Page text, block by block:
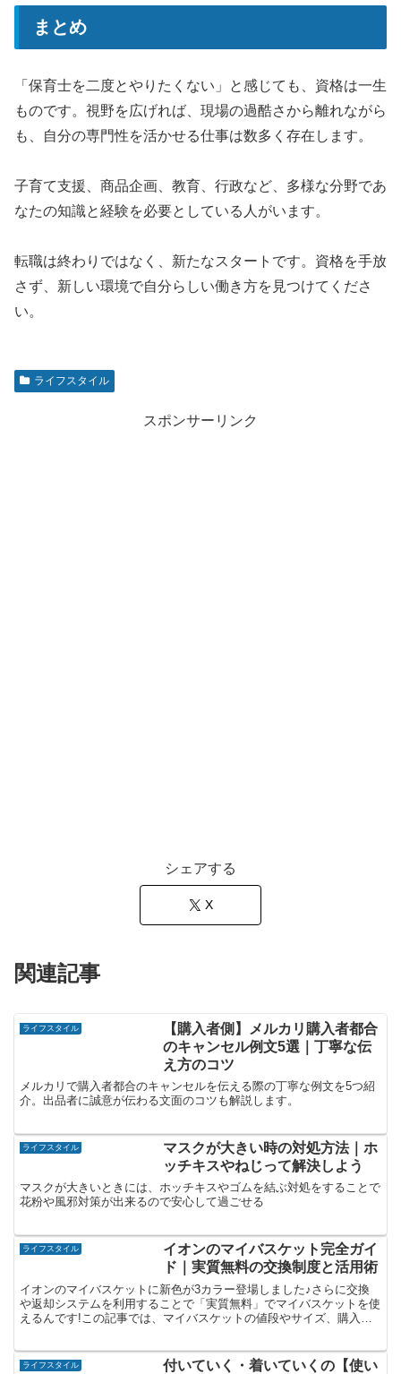
まとめ
「保育士を二度とやりたくない」と感じても、資格は一生
ものです。視野を広げれば、現場の過酷さから離れながら
も、自分の専門性を活かせる仕事は数多く存在します。
子育て支援、商品企画、教育、行政など、多様な分野であ
なたの知識と経験を必要としている人がいます。
転職は終わりではなく、新たなスタートです。資格を手放
さず、新しい環境で自分らしい働き方を見つけてくださ
い。
ライフスタイル
スポンサーリンク
シェアする
X
関連記事
ライフスタイル
【購入者側】メルカリ購入者都合
のキャンセル例文5選｜丁寧な伝
え方のコツ
メルカリで購入者都合のキャンセルを伝える際の丁寧な例文を5つ紹
介。出品者に誠意が伝わる文面のコツも解説します。
ライフスタイル
マスクが大きい時の対処方法｜ホ
ッチキスやねじって解決しよう
マスクが大きいときには、ホッチキスやゴムを結ぶ対処をすることで
花粉や風邪対策が出来るので安心して過ごせる
ライフスタイル
イオンのマイバスケット完全ガイ
ド｜実質無料の交換制度と活用術
イオンのマイバスケットに新色が3カラー登場しました♪さらに交換
や返却システムを利用することで「実質無料」でマイバスケットを使
えるんです!この記事では、マイバスケットの値段やサイズ、購入場
ライフスタイル
付いていく・着いていくの【使い